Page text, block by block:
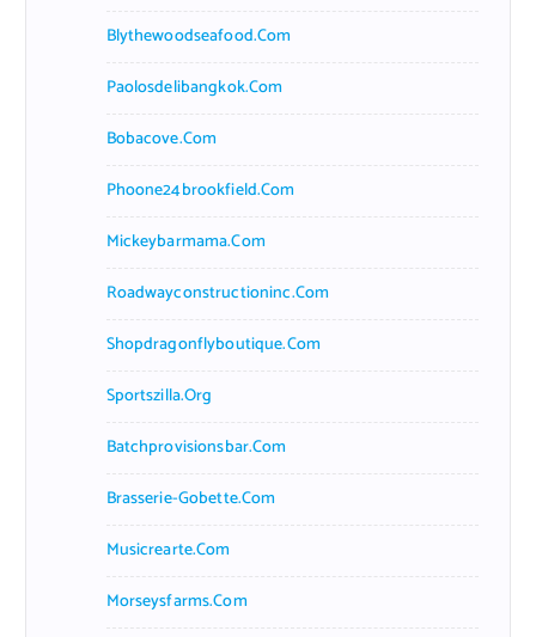
Blythewoodseafood.com
Paolosdelibangkok.com
Bobacove.com
Phoone24brookfield.com
Mickeybarmama.com
Roadwayconstructioninc.com
Shopdragonflyboutique.com
Sportszilla.org
Batchprovisionsbar.com
Brasserie-Gobette.com
Musicrearte.com
Morseysfarms.com